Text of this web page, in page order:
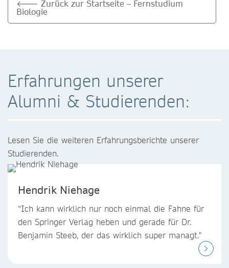
🡐 Zurück zur Startseite – Fernstudium
Biologie
Erfahrungen unserer
Alumni & Studierenden:
Lesen Sie die weiteren Erfahrungsberichte unserer
Studierenden.
Hendrik Niehage
“Ich kann wirklich nur noch einmal die Fahne für
den Springer Verlag heben und gerade für Dr.
Benjamin Steeb, der das wirklich super managt."